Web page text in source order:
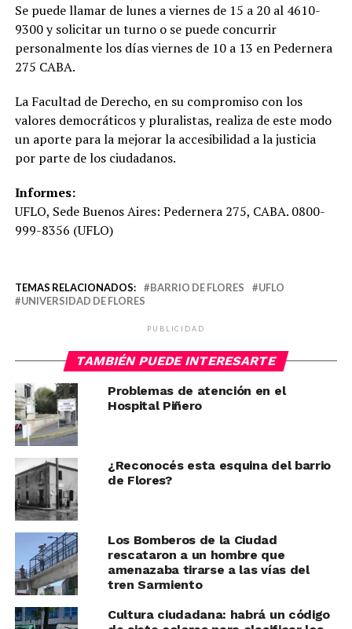
Se puede llamar de lunes a viernes de 15 a 20 al 4610-
9300 y solicitar un turno o se puede concurrir
personalmente los días viernes de 10 a 13 en Pedernera
275 CABA.
La Facultad de Derecho, en su compromiso con los
valores democráticos y pluralistas, realiza de este modo
un aporte para la mejorar la accesibilidad a la justicia
por parte de los ciudadanos.
Informes:
UFLO, Sede Buenos Aires: Pedernera 275, CABA. 0800-
999-8356 (UFLO)
TEMAS RELACIONADOS: BARRIO DE FLORES
UFLO
UNIVERSIDAD DE FLORES
PUBLICIDAD
TAMBIÉN PUEDE INTERESARTE
Problemas de atención en el
Hospital Piñero
¿Reconocés esta esquina del barrio
de Flores?
Los Bomberos de la Ciudad
rescataron a un hombre que
amenazaba tirarse a las vías del
tren Sarmiento
Cultura ciudadana: habrá un código